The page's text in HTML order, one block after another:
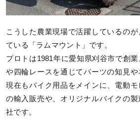
こうした農業現場で活躍しているの
ている「ラムマウント」です。
プロトは1981年に愛知県刈谷市で創
や四輪レースを通じてパーツの知見や
現在もバイク用品をメインに、電動
の輸入販売や、オリジナルバイクの
社です。